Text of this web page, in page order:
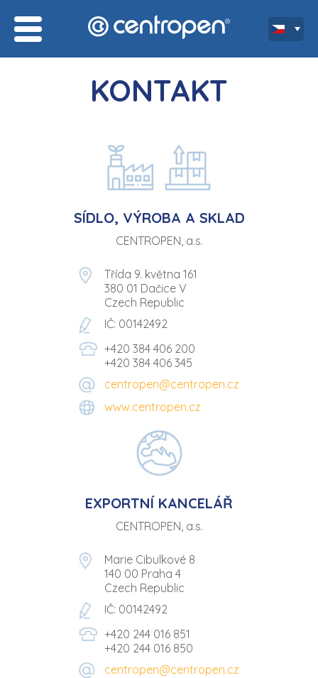
KONTAKT
SÍDLO, VÝROBA A SKLAD
CENTROPEN, a.s.
Třída 9. května 161
380 01 Dačice V
Czech Republic
IČ: 00142492
+420 384 406 200
+420 384 406 345
centropen@centropen.cz
www.centropen.cz
EXPORTNÍ KANCELÁŘ
CENTROPEN, a.s.
Marie Cibulkové 8
140 00 Praha 4
Czech Republic
IČ: 00142492
+420 244 016 851
+420 244 016 850
centropen@centropen.cz